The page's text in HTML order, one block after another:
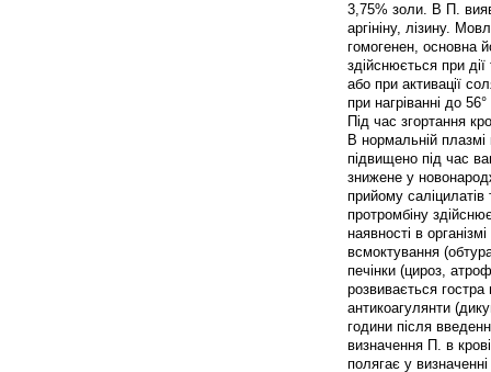
3,75% золи. В П.
аргініну, лізину.
гомогенен, основна
здійснюється при
або при активації
при нагріванні до
Під час згортання
В нормальній
підвищено під час
знижене у
прийому
протромбіну
наявності в
всмоктування
печінки (цироз,
розвивається гостра
антикоагулянти
години після
визначення П. в
полягає у